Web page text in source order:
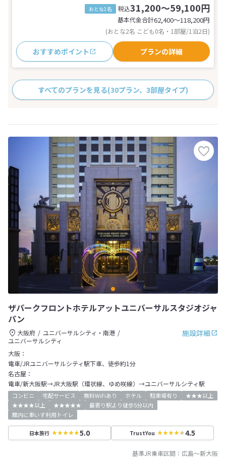
おとな1名 税込31,200～59,100円
基本代金合計62,400〜118,200円
(おとな2名 こども0名・1部屋/1泊2日)
おすすめポイント プランの詳細
すべてのプランを見る(30プラン、3部屋タイプ)
ザパークフロントホテルアットユニバーサルスタジオジャ
パン
施設詳細
大阪府
ユニバーサルシティ・南港
ユニバーサルシティ
大阪：
電車/JRユニバーサルシティ駅下車、徒歩約1分
名古屋：
電車/新大阪駅→JR大阪駅（環状線、ゆめ咲線）→ユニバーサルシティ駅
コンビニ 宅配サービス 無料WiFiあり ホテル 駐車場有り
★★★以上
★★★★以上
★★★★★
最寄り駅より徒歩5分以内
館内に車いす利用トイレ
日本旅行 5.0 TrustYou 4.5
基準JR乗車区間： 広島～新大阪